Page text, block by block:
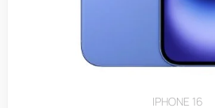
IPHONE 16